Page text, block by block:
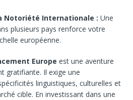
Notoriété Internationale : Une
plusieurs pays renforce votre
européenne.
Europe est une aventure
gratifiante. Il exige une
linguistiques, culturelles et
cible. En investissant dans une